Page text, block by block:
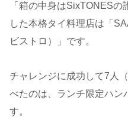
「箱の中身はSixTONES
した本格タイ料理店は「
ビストロ）」です。
チャレンジに成功して7人
べたのは、ランチ限定ハン
す。